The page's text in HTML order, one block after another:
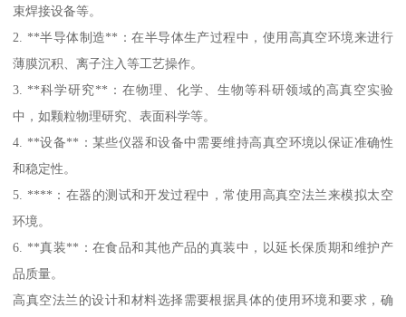
束焊接设备等。
2. **半导体制造**：在半导体生产过程中，使用高真空环境来进行
薄膜沉积、离子注入等工艺操作。
3. **科学研究**：在物理、化学、生物等科研领域的高真空实验
中，如颗粒物理研究、表面科学等。
4. **设备**：某些仪器和设备中需要维持高真空环境以保证准确性
和稳定性。
5. ****：在器的测试和开发过程中，常使用高真空法兰来模拟太空
环境。
6. **真装**：在食品和其他产品的真装中，以延长保质期和维护产
品质量。
高真空法兰的设计和材料选择需要根据具体的使用环境和要求，确